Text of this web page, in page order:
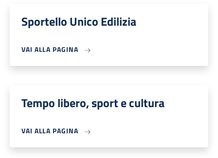
Sportello Unico Edilizia
VAI ALLA PAGINA
Tempo libero, sport e cultura
VAI ALLA PAGINA